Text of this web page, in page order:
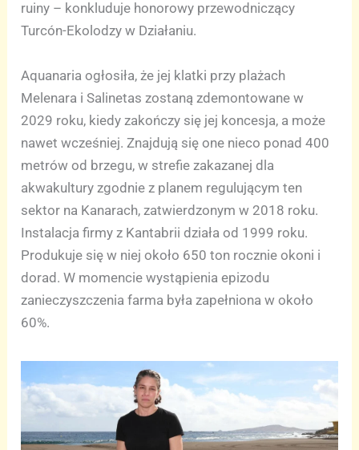
ruiny – konkluduje honorowy przewodniczący
Turcón-Ekolodzy w Działaniu.
Aquanaria ogłosiła, że jej klatki przy plażach
Melenara i Salinetas zostaną zdemontowane w
2029 roku, kiedy zakończy się jej koncesja, a może
nawet wcześniej. Znajdują się one nieco ponad 400
metrów od brzegu, w strefie zakazanej dla
akwakultury zgodnie z planem regulującym ten
sektor na Kanarach, zatwierdzonym w 2018 roku.
Instalacja firmy z Kantabrii działa od 1999 roku.
Produkuje się w niej około 650 ton rocznie okoni i
dorad. W momencie wystąpienia epizodu
zanieczyszczenia farma była zapełniona w około
60%.